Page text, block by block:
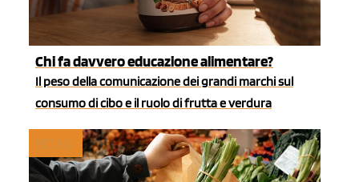
Chi fa davvero educazione alimentare?
Il peso della comunicazione dei grandi marchi sul
consumo di cibo e il ruolo di frutta e verdura